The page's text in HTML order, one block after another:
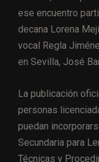
ese encuentro
decana Lorena
vocal Regla
en Sevilla, José
La publicación
personas
puedan
Secundaria para
Técnicas y